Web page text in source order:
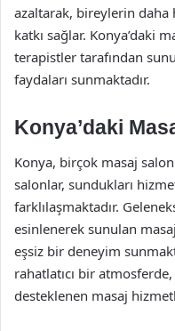
azaltarak, bireylerin
katkı sağlar. Konya’daki
terapistler tarafından
faydaları sunmaktadır.
Konya’daki
Konya, birçok masaj
salonlar, sundukları
farklılaşmaktadır.
esinlenerek sunulan
eşsiz bir deneyim
rahatlatıcı bir
desteklenen masaj